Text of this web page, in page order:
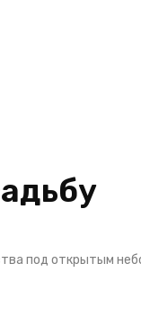
под открытым